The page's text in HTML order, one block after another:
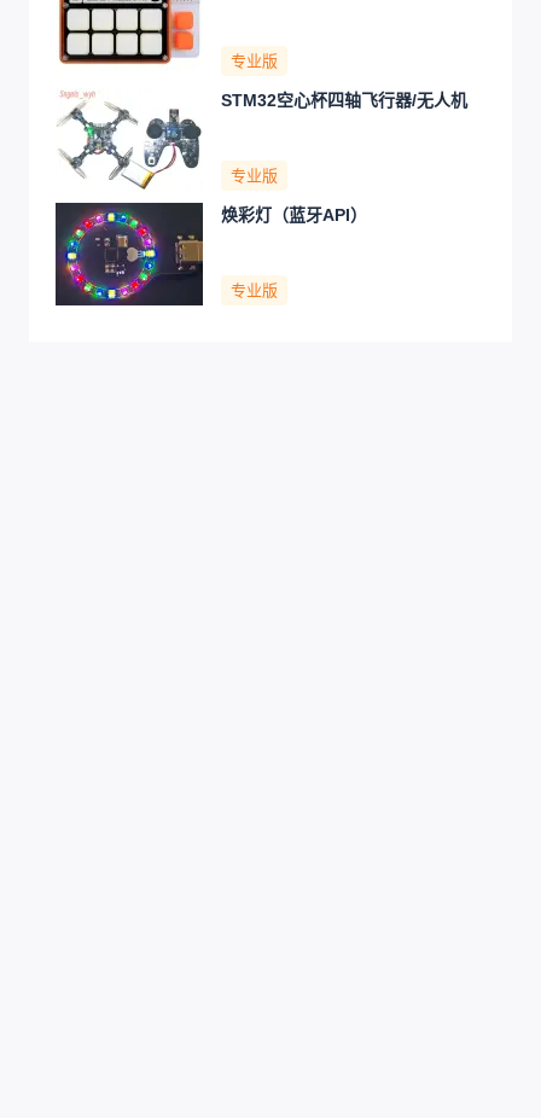
专业版
STM32空心杯四轴飞行器/无人机
专业版
焕彩灯（蓝牙API）
专业版